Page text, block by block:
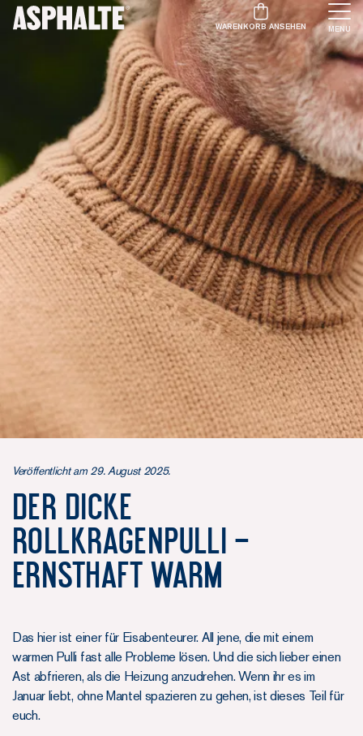
WARENKORB ANSEHEN MENU
Veröffentlicht am 29. August 2025.
Der Dicke
Rollkragenpulli –
ernsthaft warm
Das hier ist einer für Eisabenteurer. All jene, die mit einem
warmen Pulli fast alle Probleme lösen. Und die sich lieber einen
Ast abfrieren, als die Heizung anzudrehen. Wenn ihr es im
Januar liebt, ohne Mantel spazieren zu gehen, ist dieses Teil für
euch.